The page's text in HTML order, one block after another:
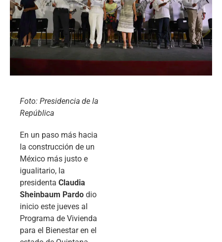
Foto: Presidencia de la
República
En un paso más hacia
la construcción de un
México más justo e
igualitario, la
presidenta Claudia
Sheinbaum Pardo dio
inicio este jueves al
Programa de Vivienda
para el Bienestar en el